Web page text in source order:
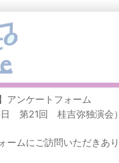
アンケートフォーム
日 第21回 桂吉弥独演会）
ームにご訪問いただきあ